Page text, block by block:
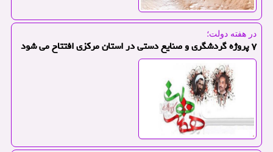
در هفته دولت؛
۷ پروژه گردشگری و صنایع دستی در استان مركزی افتتاح می شود